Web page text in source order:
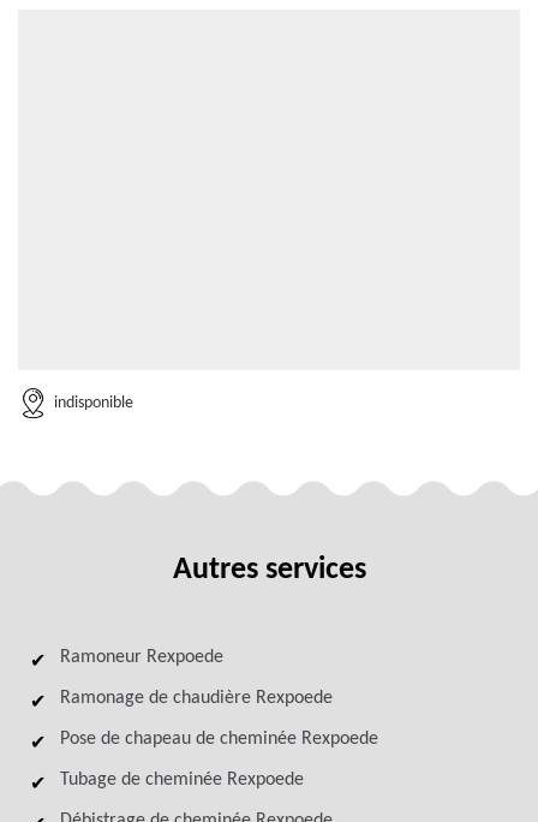
indisponible
Autres services
Ramoneur Rexpoede
Ramonage de chaudière Rexpoede
Pose de chapeau de cheminée Rexpoede
Tubage de cheminée Rexpoede